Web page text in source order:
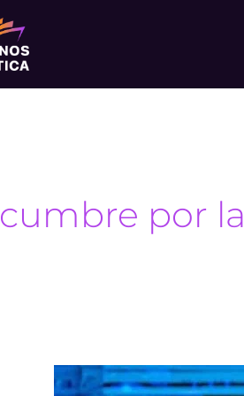
cumbre por
Argentina:
Cumbre